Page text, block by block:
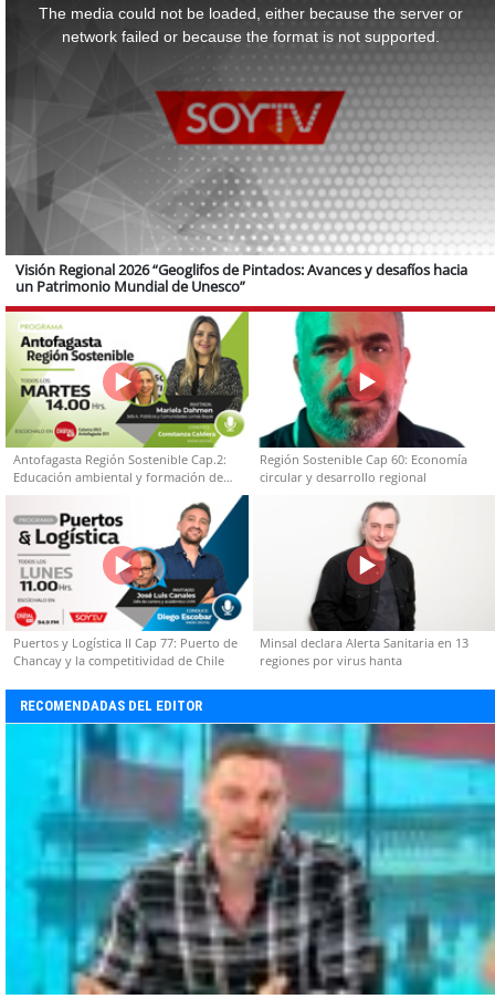
The media could not be loaded, either because the server or
network failed or because the format is not supported.
Visión Regional 2026 “Geoglifos de Pintados: Avances y desafíos hacia
un Patrimonio Mundial de Unesco”
Antofagasta Región Sostenible Cap.2:
Educación ambiental y formación de
capacidades técnicas
Región Sostenible Cap 60: Economía
circular y desarrollo regional
Puertos y Logística II Cap 77: Puerto de
Chancay y la competitividad de Chile
Minsal declara Alerta Sanitaria en 13
regiones por virus hanta
RECOMENDADAS DEL EDITOR